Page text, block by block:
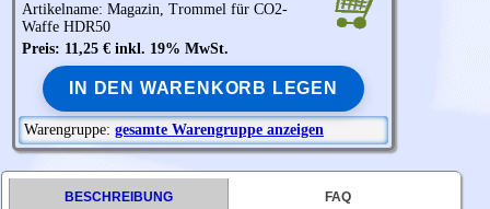
Artikelname: Magazin, Trommel für CO2-
Waffe HDR50
Preis: 11,25 € inkl. 19% MwSt.
IN DEN WARENKORB LEGEN
Warengruppe: gesamte Warengruppe anzeigen
BESCHREIBUNG FAQ